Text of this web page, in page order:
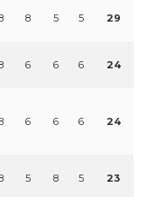
8 5 5 29
6 6 6 24
6 6 6 24
5 8 5 23